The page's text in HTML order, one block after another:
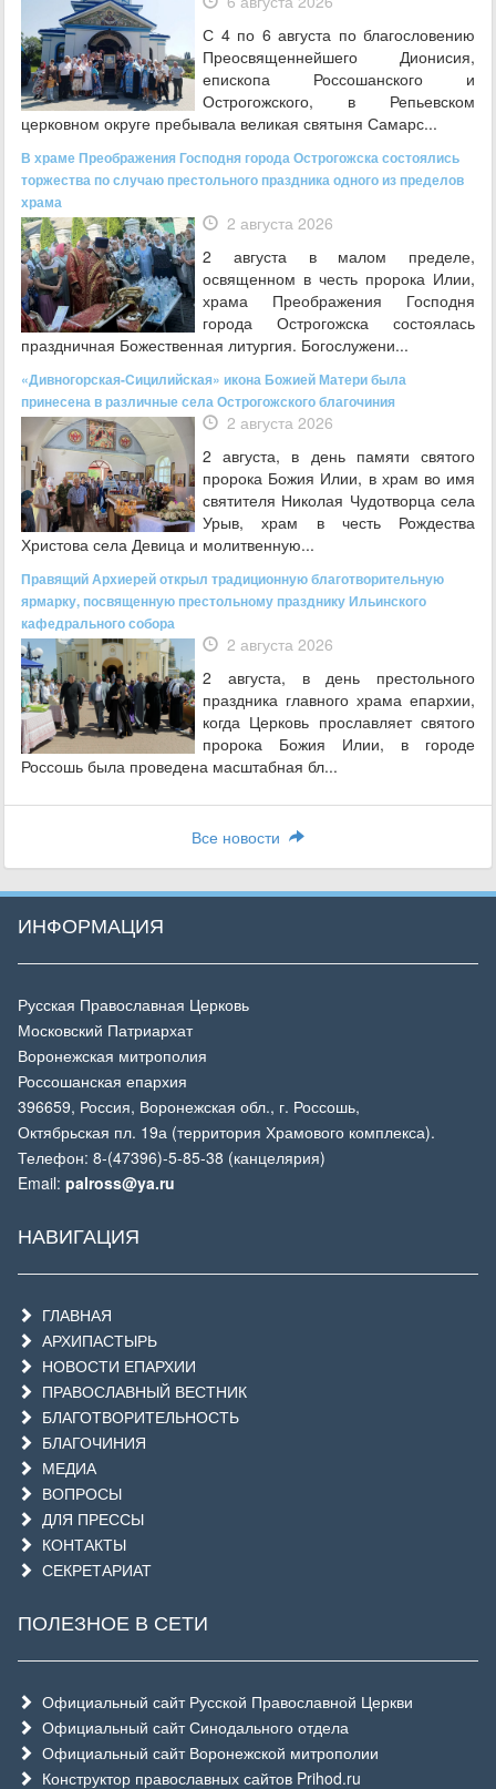
С 4 по 6 августа по благословению
Преосвященнейшего Дионисия,
епископа Россошанского и
Острогожского, в Репьевском
церковном округе пребывала великая святыня Самарс...
В храме Преображения Господня города Острогожска состоялись
торжества по случаю престольного праздника одного из пределов
храма
2 августа 2026
2 августа в малом пределе,
освященном в честь пророка Илии,
храма Преображения Господня
города Острогожска состоялась
праздничная Божественная литургия. Богослужени...
«Дивногорская-Сицилийская» икона Божией Матери была
принесена в различные села Острогожского благочиния
2 августа 2026
2 августа, в день памяти святого
пророка Божия Илии, в храм во имя
святителя Николая Чудотворца села
Урыв, храм в честь Рождества
Христова села Девица и молитвенную...
Правящий Архиерей открыл традиционную благотворительную
ярмарку, посвященную престольному празднику Ильинского
кафедрального собора
2 августа 2026
2 августа, в день престольного
праздника главного храма епархии,
когда Церковь прославляет святого
пророка Божия Илии, в городе
Россошь была проведена масштабная бл...
Все новости
ИНФОРМАЦИЯ
Русская Православная Церковь
Московский Патриархат
Воронежская митрополия
Россошанская епархия
396659, Россия, Воронежская обл., г. Россошь,
Октябрьская пл. 19а (территория Храмового комплекса).
Телефон: 8-(47396)-5-85-38 (канцелярия)
Email: palross@ya.ru
НАВИГАЦИЯ
ГЛАВНАЯ
АРХИПАСТЫРЬ
НОВОСТИ ЕПАРХИИ
ПРАВОСЛАВНЫЙ ВЕСТНИК
БЛАГОТВОРИТЕЛЬНОСТЬ
БЛАГОЧИНИЯ
МЕДИА
ВОПРОСЫ
ДЛЯ ПРЕССЫ
КОНТАКТЫ
СЕКРЕТАРИАТ
ПОЛЕЗНОЕ В СЕТИ
Официальный сайт Русской Православной Церкви
Официальный сайт Синодального отдела
Официальный сайт Воронежской митрополии
Конструктор православных сайтов Prihod.ru